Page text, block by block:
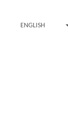
ENGLISH